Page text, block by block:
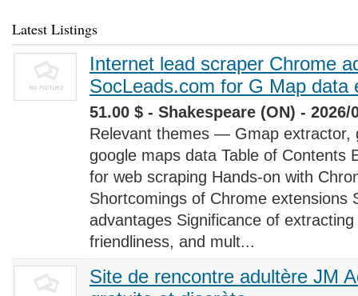
Latest Listings
Internet lead scraper Chrome
SocLeads.com for G Map data
51.00 $ - Shakespeare (ON) - 2026/
Relevant themes — Gmap extractor,
google maps data Table of Contents
for web scraping Hands-on with
Shortcomings of Chrome extensions
advantages Significance of
friendliness, and mult...
Site de rencontre adultère JM